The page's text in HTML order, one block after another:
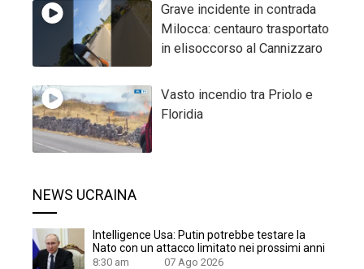
Grave incidente in contrada
Milocca: centauro trasportato
in elisoccorso al Cannizzaro
Vasto incendio tra Priolo e
Floridia
NEWS UCRAINA
Intelligence Usa: Putin potrebbe testare la
Nato con un attacco limitato nei prossimi anni
8:30 am 07 Ago 2026